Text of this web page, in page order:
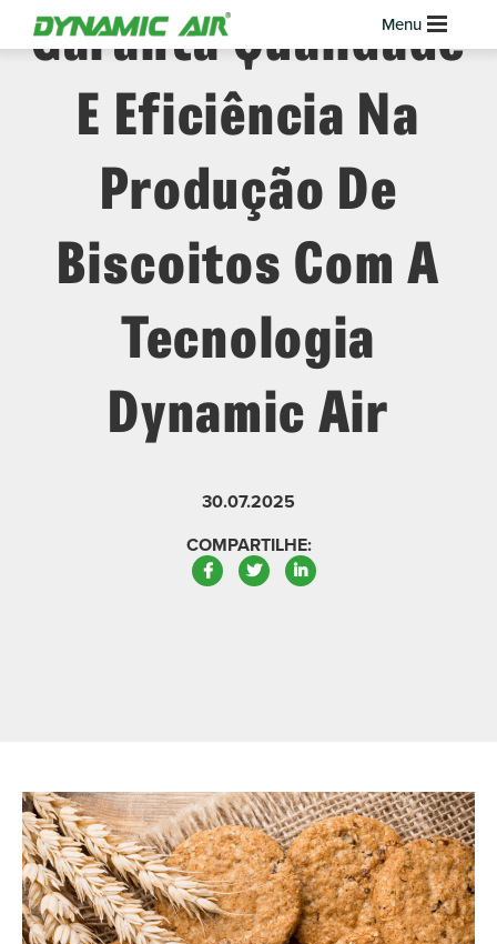
Garanta Qualidade
E Eficiência Na
Produção De
Biscoitos Com A
Tecnologia
Dynamic Air
30.07.2025
COMPARTILHE:
Facebook
TwitterLinkedIn